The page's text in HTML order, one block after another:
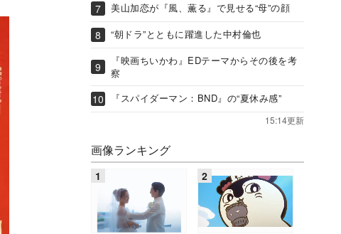
美山加恋が『風、薫る』で見せる“母”の顔
“朝ドラ”とともに躍進した中村倫也
『映画ちいかわ』EDテーマからその後を考
察
『スパイダーマン：BND』の“夏休み感”
15:14更新
画像ランキング